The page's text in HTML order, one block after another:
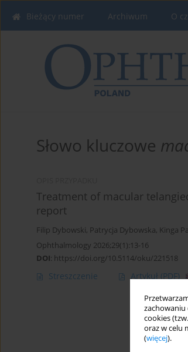
cookies
oraz w celu
(więcej).
Bieżący numer Archiwum O
Słowo kluczowe
Treatment of macular
report
Filip Dybowski, Patrycja Dybowska, Kinga
Ophthalmology 2026;29(1):13-16
DOI: https://doi.org/10.5114/oku/221518
Streszczenie Artykuł (PDF)